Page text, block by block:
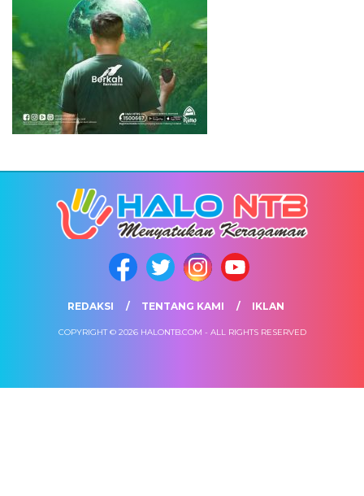
REDAKSI TENTANG KAMI IKLAN
COPYRIGHT © 2026 HALONTB.COM - ALL RIGHTS RESERVED